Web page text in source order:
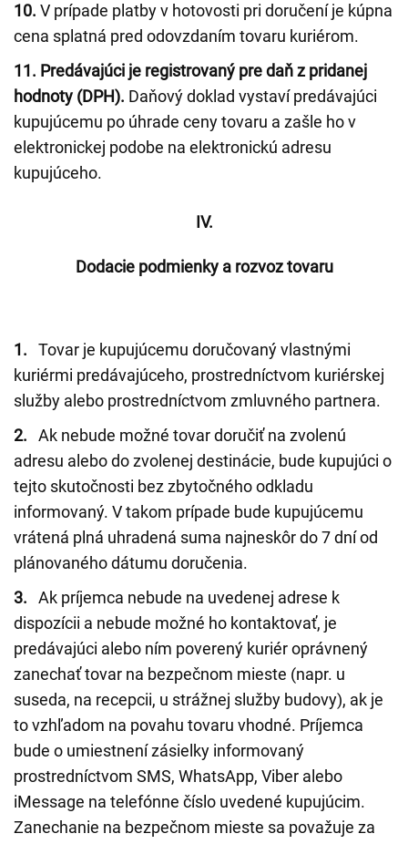
10. V prípade platby v hotovosti pri doručení je kúpna
cena splatná pred odovzdaním tovaru kuriérom.
11. Predávajúci je registrovaný pre daň z pridanej
hodnoty (DPH). Daňový doklad vystaví predávajúci
kupujúcemu po úhrade ceny tovaru a zašle ho v
elektronickej podobe na elektronickú adresu
kupujúceho.
IV.
Dodacie podmienky a rozvoz tovaru
1. Tovar je kupujúcemu doručovaný vlastnými
kuriérmi predávajúceho, prostredníctvom kuriérskej
služby alebo prostredníctvom zmluvného partnera.
2. Ak nebude možné tovar doručiť na zvolenú
adresu alebo do zvolenej destinácie, bude kupujúci o
tejto skutočnosti bez zbytočného odkladu
informovaný. V takom prípade bude kupujúcemu
vrátená plná uhradená suma najneskôr do 7 dní od
plánovaného dátumu doručenia.
3. Ak príjemca nebude na uvedenej adrese k
dispozícii a nebude možné ho kontaktovať, je
predávajúci alebo ním poverený kuriér oprávnený
zanechať tovar na bezpečnom mieste (napr. u
suseda, na recepcii, u strážnej služby budovy), ak je
to vzhľadom na povahu tovaru vhodné. Príjemca
bude o umiestnení zásielky informovaný
prostredníctvom SMS, WhatsApp, Viber alebo
iMessage na telefónne číslo uvedené kupujúcim.
Zanechanie na bezpečnom mieste sa považuje za